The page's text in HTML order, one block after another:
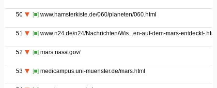
50 [■] www.hamsterkiste.de/060/planeten/060.html
51 [■] www.n24.de/n24/Nachrichten/Wis...en-auf-dem-mars-entdeckt-.html
52 [■] mars.nasa.gov/
53 [■] medicampus.uni-muenster.de/mars.html